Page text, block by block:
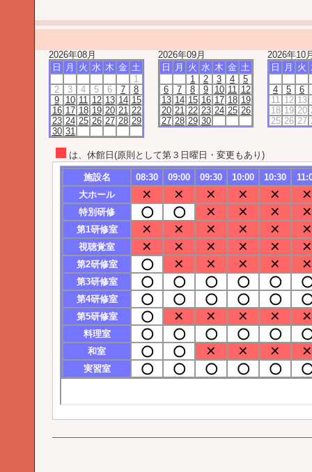
2026年08月
日
月 火 水 木 金 土
1
2
3 4 5 6 7
8
9
10 11 12 13 14 15
16 17 18 19 20 21 22
23 24 25 26 27 28 29
30 31
2026年09月
日
月 火 水 木 金 土
1
2 3 4
5
6
7 8 9 10 11 12
13 14 15 16 17 18 19
20 21 22 23 24 25 26
27 28 29 30
2026年10
日
月 火
4 5
6
11 12 13
18 19 20
25 26 27
は、休館日(原則として第３日曜日・変更もあり)